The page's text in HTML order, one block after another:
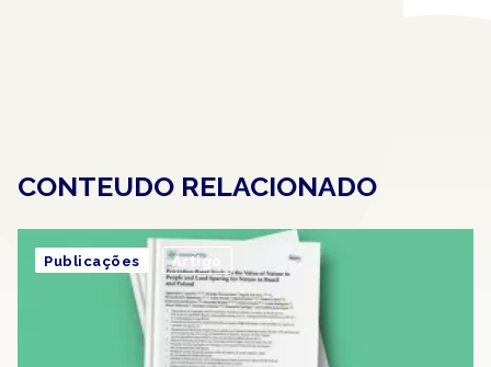
CONTEUDO RELACIONADO
Publicações Artigo